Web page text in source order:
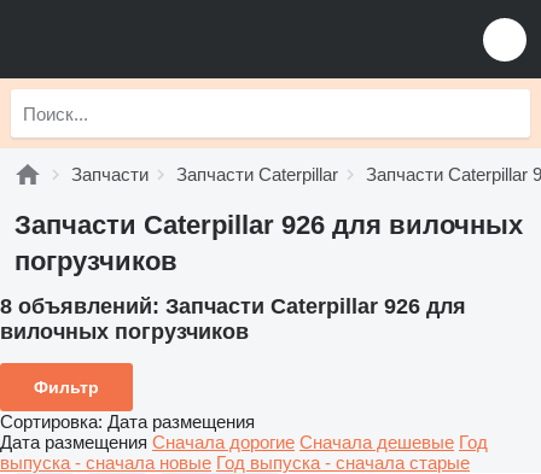
Запчасти Запчасти Caterpillar Запчасти Caterpillar
Запчасти Caterpillar 926 для вилочных
погрузчиков
8 объявлений: Запчасти Caterpillar 926 для
вилочных погрузчиков
Фильтр
Сортировка: Дата размещения
Дата размещения Сначала дорогие Сначала дешевые Год
выпуска - сначала новые Год выпуска - сначала старые